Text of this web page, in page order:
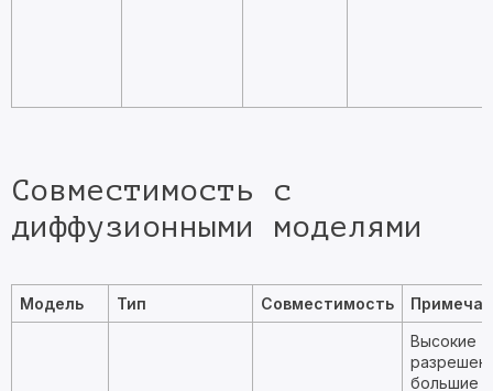
Совместимость с
диффузионными моделями
Модель Тип Совместимость
Высокие
большие